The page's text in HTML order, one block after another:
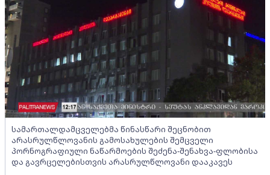
სამართალდამცველებმა წინასწარი შეცნობით
არასრულწლოვანის გამოსახულების შემცველი
პორნოგრაფიული ნაწარმოების შეძენა-შენახვა-ფლობისა
და გავრცელებისთვის არასრულწლოვანი დააკავეს